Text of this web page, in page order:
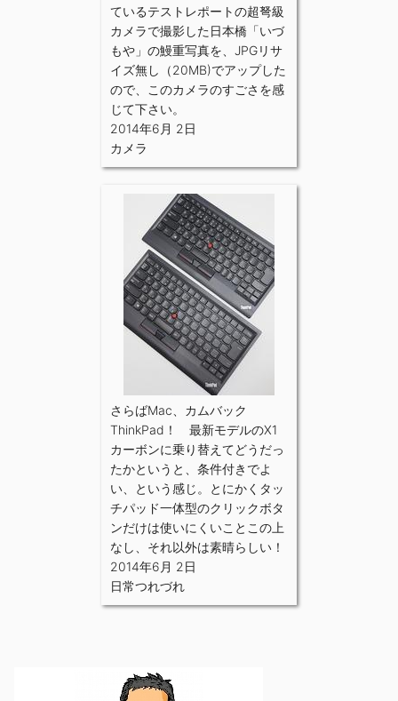
ているテストレポートの超弩級
カメラで撮影した日本橋「いづ
もや」の鰻重写真を、JPGリサ
イズ無し（20MB)でアップした
ので、このカメラのすごさを感
じて下さい。
2014年6月 2日
カメラ
さらばMac、カムバック
ThinkPad！ 最新モデルのX1
カーボンに乗り替えてどうだっ
たかというと、条件付きでよ
い、という感じ。とにかくタッ
チパッド一体型のクリックボタ
ンだけは使いにくいことこの上
なし、それ以外は素晴らしい！
2014年6月 2日
日常つれづれ